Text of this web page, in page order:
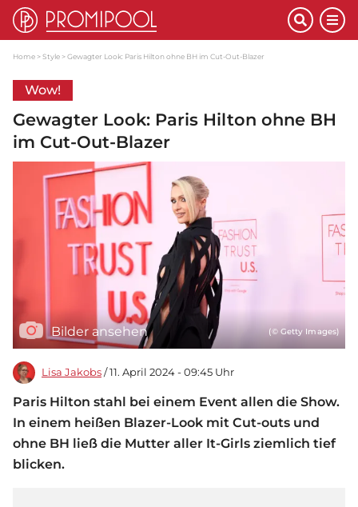
Home Style Gewagter Look: Paris Hilton ohne BH im Cut-Out-Blazer
Wow!
Gewagter Look: Paris Hilton ohne BH
im Cut-Out-Blazer
Bilder ansehen (© Getty Images)
Lisa Jakobs / 11. April 2024 - 09:45 Uhr
Paris Hilton stahl bei einem Event allen die Show.
In einem heißen Blazer-Look mit Cut-outs und
ohne BH ließ die Mutter aller It-Girls ziemlich tief
blicken.